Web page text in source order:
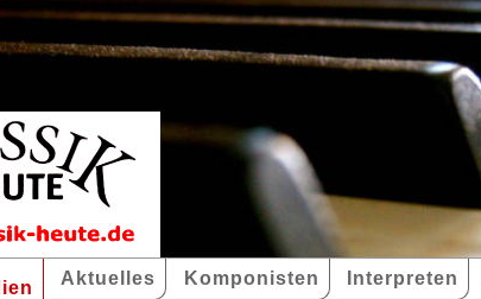
Aktuelles Komponisten Interpreten